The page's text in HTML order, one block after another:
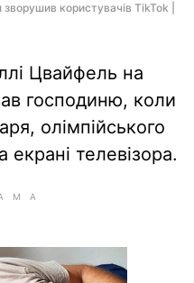
користувачів TikTok |
Цвайфель на
господиню, коли
олімпійського
телевізора.